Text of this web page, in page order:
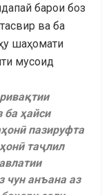
барои боз
ва ба
шаҳомати
мусоид
ба ҳайси
пазируфта
таҷлил
чун анъана аз